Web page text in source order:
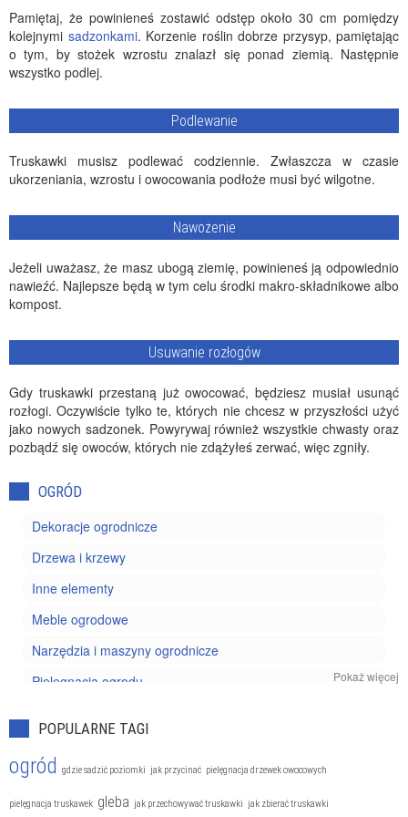
Pamiętaj, że powinieneś zostawić odstęp około 30 cm pomiędzy
kolejnymi sadzonkami. Korzenie roślin dobrze przysyp, pamiętając
o tym, by stożek wzrostu znalazł się ponad ziemią. Następnie
wszystko podlej.
Podlewanie
Truskawki musisz podlewać codziennie. Zwłaszcza w czasie
ukorzeniania, wzrostu i owocowania podłoże musi być wilgotne.
Nawożenie
Jeżeli uważasz, że masz ubogą ziemię, powinieneś ją odpowiednio
nawieźć. Najlepsze będą w tym celu środki makro-składnikowe albo
kompost.
Usuwanie rozłogów
Gdy truskawki przestaną już owocować, będziesz musiał usunąć
rozłogi. Oczywiście tylko te, których nie chcesz w przyszłości użyć
jako nowych sadzonek. Powyrywaj również wszystkie chwasty oraz
pozbądź się owoców, których nie zdążyłeś zerwać, więc zgniły.
OGRÓD
Dekoracje ogrodnicze
Drzewa i krzewy
Inne elementy
Meble ogrodowe
Narzędzia i maszyny ogrodnicze
Pielęgnacja ogrodu
Szkodniki i chwasty
Uprawa kwiatów
Pokaż więcej
POPULARNE TAGI
ogród gdzie sadzić poziomki jak przycinać pielęgnacja drzewek owocowych
pielęgnacja truskawek gleba jak przechowywać truskawki jak zbierać truskawki